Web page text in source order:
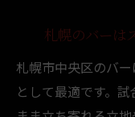
札幌のバーは
札幌市中央区のバ
として最適です。